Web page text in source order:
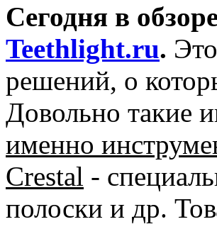
Сегодня в
Teethlight.ru.
решений, о
Довольно такие
именно
Crestal -
полоски и др.